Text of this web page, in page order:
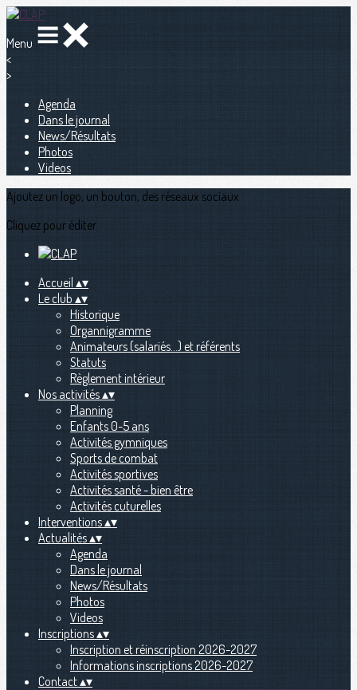
Menu
<
>
Agenda
Dans le journal
News/Résultats
Photos
Videos
Ajoutez un logo, un bouton, des réseaux sociaux
Cliquez pour éditer
Accueil ▴▾
Le club ▴▾
Historique
Organnigramme
Animateurs (salariés...) et référents
Statuts
Règlement intérieur
Nos activités▴▾
Planning
Enfants 0-5 ans
Activités gymniques
Sports de combat
Activités sportives
Activités santé - bien être
Activités cuturelles
Interventions▴▾
Actualités▴▾
Agenda
Dans le journal
News/Résultats
Photos
Videos
Inscriptions▴▾
Inscription et réinscription 2026-2027
Informations inscriptions 2026-2027
Contact▴▾